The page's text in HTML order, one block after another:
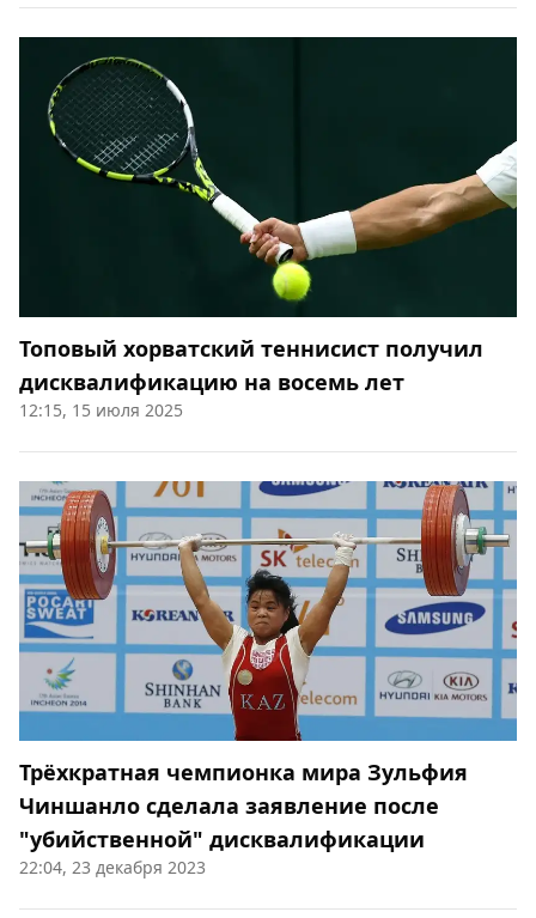
Топовый хорватский теннисист получил
дисквалификацию на восемь лет
12:15, 15 июля 2025
Трёхкратная чемпионка мира Зульфия
Чиншанло сделала заявление после
"убийственной" дисквалификации
22:04, 23 декабря 2023